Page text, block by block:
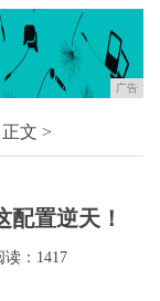
广告
文 >
置逆天！
读：1417